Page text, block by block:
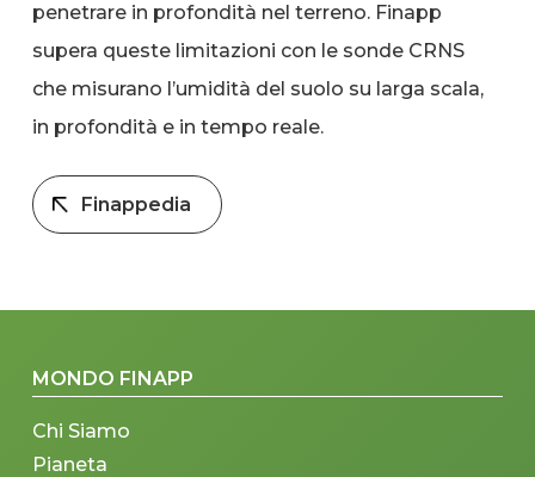
penetrare in profondità nel terreno. Finapp
supera queste limitazioni con le sonde CRNS
che misurano l’umidità del suolo su larga scala,
in profondità e in tempo reale.
Finappedia
MONDO FINAPP
Chi Siamo
Pianeta